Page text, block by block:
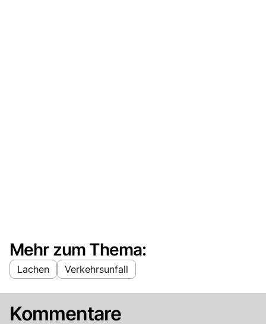
Mehr zum Thema:
Lachen Verkehrsunfall
Kommentare